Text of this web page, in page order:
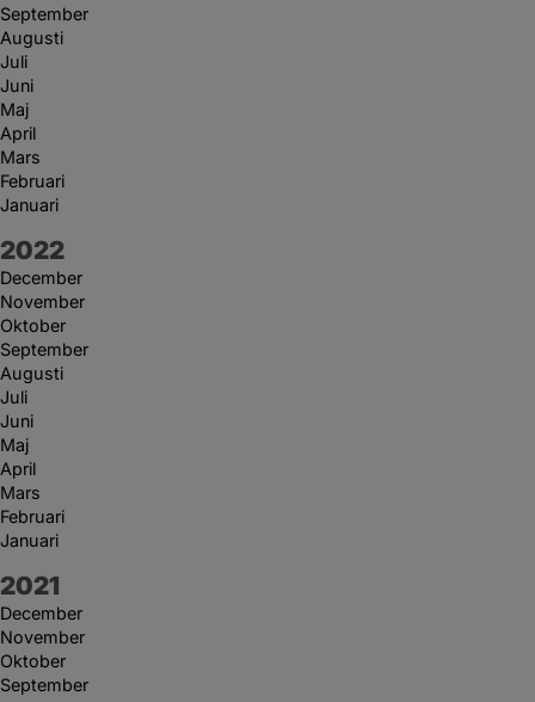
September
Augusti
Juli
Juni
Maj
April
Mars
Februari
Januari
År:
2022
December
November
Oktober
September
Augusti
Juli
Juni
Maj
April
Mars
Februari
Januari
År:
2021
December
November
Oktober
September